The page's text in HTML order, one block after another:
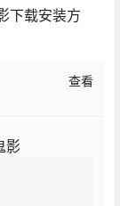
下载安装方
查看
影